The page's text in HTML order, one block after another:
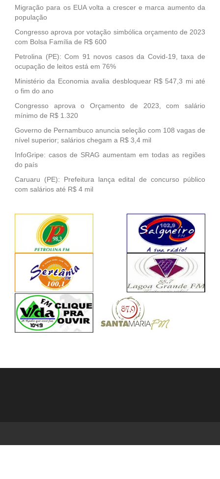
Migração para os EUA volta a crescer e marca aumento da
população
Congresso aprova por votação simbólica orçamento de 2023
com Bolsa Família de R$ 600
Petrolina (PE): Com 91 novos casos da Covid-19, taxa de
ocupação de leitos está em 76%
Ministério da Economia avalia desbloquear R$ 547,3 mi até
o fim do ano
Congresso aprova o Orçamento de 2023, com salário
mínimo de R$ 1.320
Governo de Pernambuco anuncia seleção com 108 vagas de
nível superior; salários chegam a R$ 3,4 mil
InfoGripe: casos de SRAG aumentam em todas as regiões
do país
Caruaru (PE): Prefeitura lança edital de concurso público
com salários até R$ 4 mil